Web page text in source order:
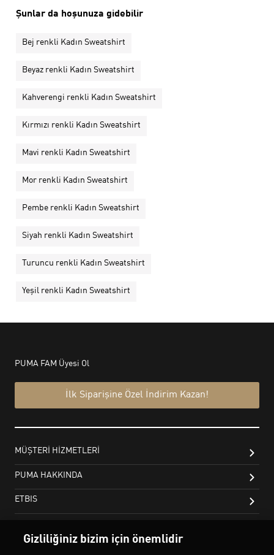
Şunlar da hoşunuza gidebilir
Bej renkli Kadın Sweatshirt
Beyaz renkli Kadın Sweatshirt
Kahverengi renkli Kadın Sweatshirt
Kırmızı renkli Kadın Sweatshirt
Mavi renkli Kadın Sweatshirt
Mor renkli Kadın Sweatshirt
Pembe renkli Kadın Sweatshirt
Siyah renkli Kadın Sweatshirt
Turuncu renkli Kadın Sweatshirt
Yeşil renkli Kadın Sweatshirt
Gizliliğiniz bizim için önemlidir